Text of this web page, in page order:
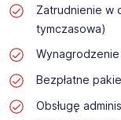
Zatrudnienie w
tymczasowa)
Wynagrodzenie
Bezpłatne
Obsługę